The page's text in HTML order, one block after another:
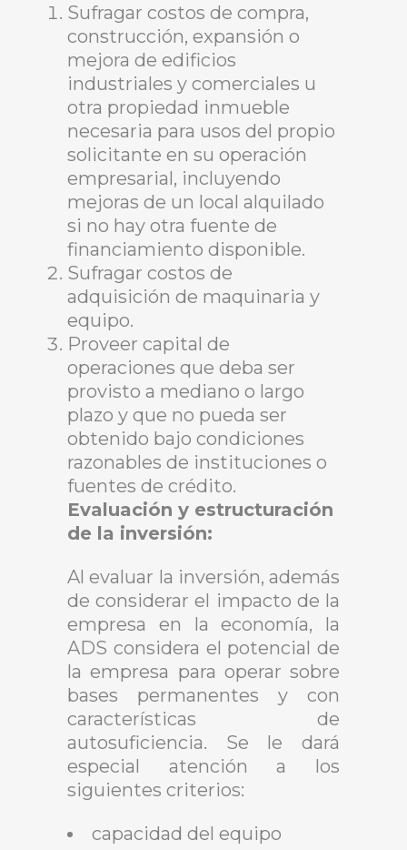
Sufragar costos de compra,
construcción, expansión o
mejora de edificios
industriales y comerciales u
otra propiedad inmueble
necesaria para usos del propio
solicitante en su operación
empresarial, incluyendo
mejoras de un local alquilado
si no hay otra fuente de
financiamiento disponible.
Sufragar costos de
adquisición de maquinaria y
equipo.
Proveer capital de
operaciones que deba ser
provisto a mediano o largo
plazo y que no pueda ser
obtenido bajo condiciones
razonables de instituciones o
fuentes de crédito.
Evaluación y estructuración
de la inversión:
Al evaluar la inversión, además
de considerar el impacto de la
empresa en la economía, la
ADS considera el potencial de
la empresa para operar sobre
bases permanentes y con
características de
autosuficiencia. Se le dará
especial atención a los
siguientes criterios:
capacidad del equipo